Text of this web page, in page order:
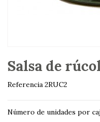
Salsa de
Referencia 2RUC2
Número de unidades por